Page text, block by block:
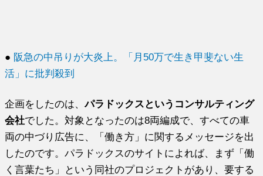
● 阪急の中吊りが大炎上。「月50万で生き甲斐ない生
活」に批判殺到
企画をしたのは、パラドックスというコンサルティング
会社でした。対象となったのは8両編成で、すべての車
両の中づり広告に、「働き方」に関するメッセージを出
したのです。パラドックスのサイトによれば、まず「働
く言葉たち」という同社のプロジェクトがあり、要する